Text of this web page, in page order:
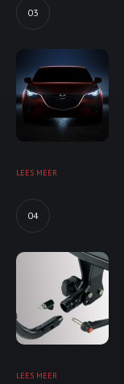
03
LEES MEER
04
LEES MEER